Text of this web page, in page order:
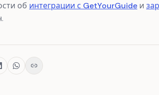
об интеграции с GetYourGuide и